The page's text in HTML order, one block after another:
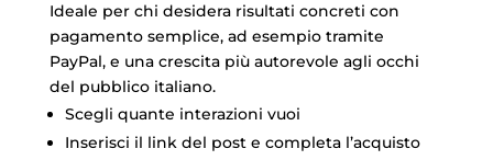
Ideale per chi desidera risultati concreti con
pagamento semplice, ad esempio tramite
PayPal, e una crescita più autorevole agli occhi
del pubblico italiano.
Scegli quante interazioni vuoi
Inserisci il link del post e completa l’acquisto